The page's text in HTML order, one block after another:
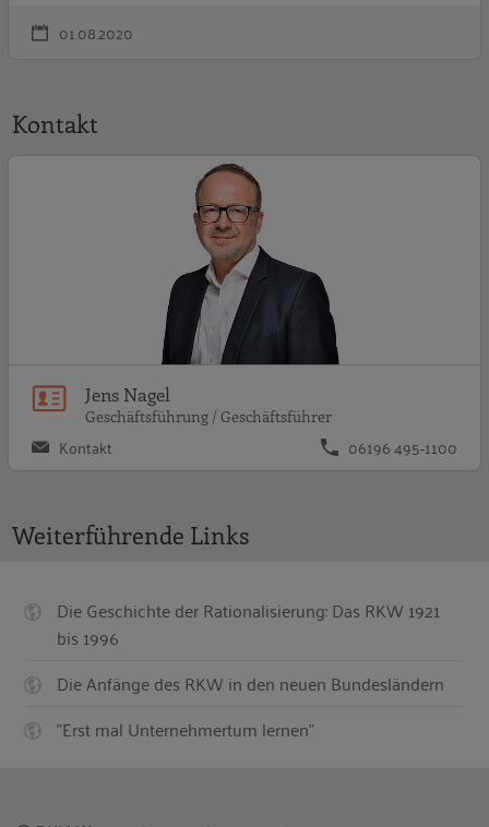
01.08.2020
Kontakt
Jens Nagel
Geschäftsführung / Geschäftsführer
Kontakt 06196 495-1100
Weiterführende Links
Die Geschichte der Rationalisierung: Das RKW 1921
bis 1996
Die Anfänge des RKW in den neuen Bundesländern
"Erst mal Unternehmertum lernen"